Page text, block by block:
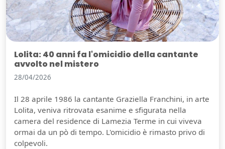
Lolita: 40 anni fa l'omicidio della cantante
avvolto nel mistero
28/04/2026
Il 28 aprile 1986 la cantante Graziella Franchini, in arte
Lolita, veniva ritrovata esanime e sfigurata nella
camera del residence di Lamezia Terme in cui viveva
ormai da un pò di tempo. L'omicidio è rimasto privo di
colpevoli.